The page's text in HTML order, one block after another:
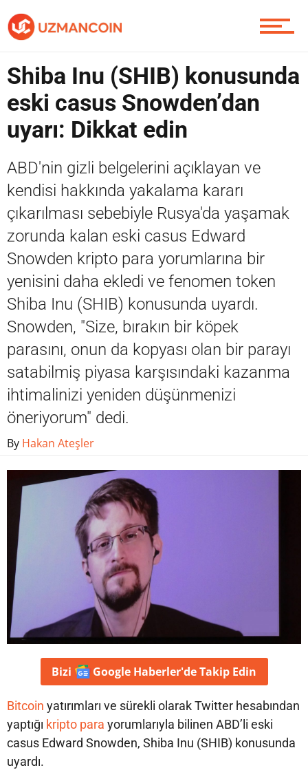
Contact / İletişim
Shiba Inu (SHIB) konusunda
eski casus Snowden’dan
uyarı: Dikkat edin
ABD'nin gizli belgelerini açıklayan ve
kendisi hakkında yakalama kararı
çıkarılması sebebiyle Rusya'da yaşamak
zorunda kalan eski casus Edward
Snowden kripto para yorumlarına bir
yenisini daha ekledi ve fenomen token
Shiba Inu (SHIB) konusunda uyardı.
Snowden, "Size, bırakın bir köpek
parasını, onun da kopyası olan bir parayı
satabilmiş piyasa karşısındaki kazanma
ihtimalinizi yeniden düşünmenizi
öneriyorum" dedi.
By Hakan Ateşler
Bizi Google Haberler'deTakip Edin
Bitcoin yatırımları ve sürekli olarak Twitter hesabından
yaptığı kripto para yorumlarıyla bilinen ABD’li eski
casus Edward Snowden, Shiba Inu (SHIB) konusunda
uyardı.